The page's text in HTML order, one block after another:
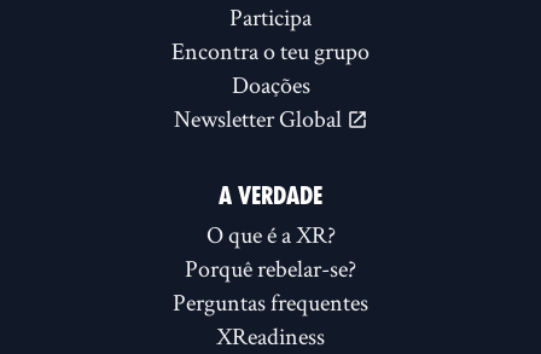
Participa
Encontra o teu grupo
Doações
Newsletter Global
A VERDADE
O que é a XR?
Porquê rebelar-se?
Perguntas frequentes
XReadiness